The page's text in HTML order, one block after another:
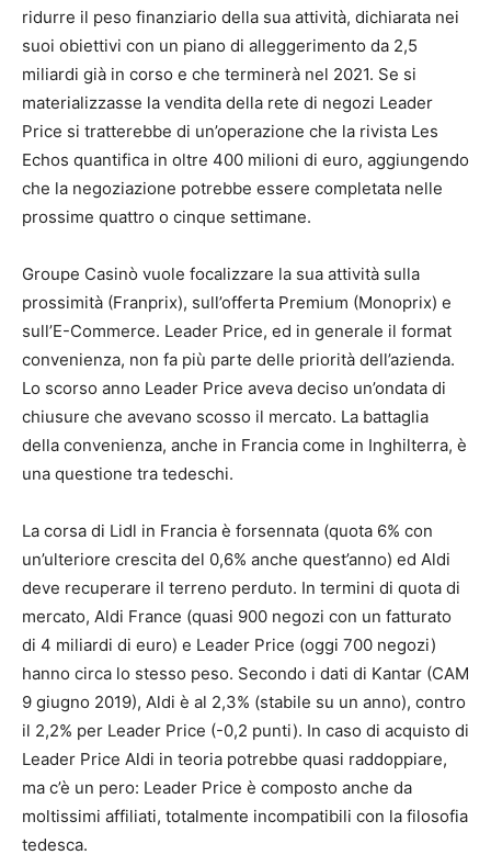
ridurre il peso finanziario della sua attività, dichiarata nei
suoi obiettivi con un piano di alleggerimento da 2,5
miliardi già in corso e che terminerà nel 2021. Se si
materializzasse la vendita della rete di negozi Leader
Price si tratterebbe di un’operazione che la rivista Les
Echos quantifica in oltre 400 milioni di euro, aggiungendo
che la negoziazione potrebbe essere completata nelle
prossime quattro o cinque settimane.
Groupe Casinò vuole focalizzare la sua attività sulla
prossimità (Franprix), sull’offerta Premium (Monoprix) e
sull’E-Commerce. Leader Price, ed in generale il format
convenienza, non fa più parte delle priorità dell’azienda.
Lo scorso anno Leader Price aveva deciso un’ondata di
chiusure che avevano scosso il mercato. La battaglia
della convenienza, anche in Francia come in Inghilterra, è
una questione tra tedeschi.
La corsa di Lidl in Francia è forsennata (quota 6% con
un’ulteriore crescita del 0,6% anche quest’anno) ed Aldi
deve recuperare il terreno perduto. In termini di quota di
mercato, Aldi France (quasi 900 negozi con un fatturato
di 4 miliardi di euro) e Leader Price (oggi 700 negozi)
hanno circa lo stesso peso. Secondo i dati di Kantar (CAM
9 giugno 2019), Aldi è al 2,3% (stabile su un anno), contro
il 2,2% per Leader Price (-0,2 punti). In caso di acquisto di
Leader Price Aldi in teoria potrebbe quasi raddoppiare,
ma c’è un pero: Leader Price è composto anche da
moltissimi affiliati, totalmente incompatibili con la filosofia
tedesca.